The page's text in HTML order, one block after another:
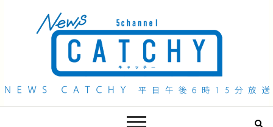
QAB NEWS Headline